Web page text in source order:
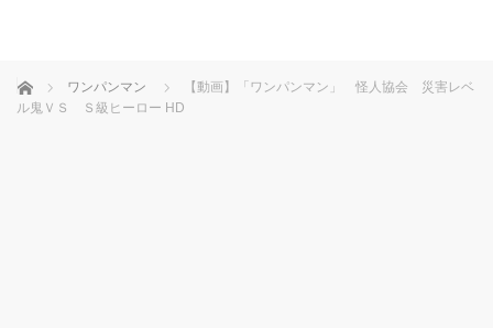
ホーム ワンパンマン
【動画】「ワンパンマン」 怪人協会 災害レベ
ル鬼ＶＳ Ｓ級ヒーロー HD